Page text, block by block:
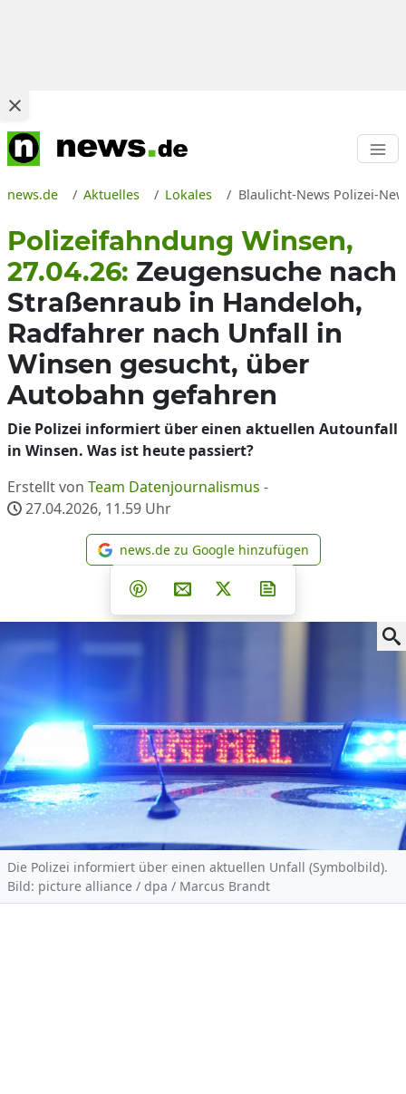
news.de Aktuelles Lokales Blaulicht-News Polizei-
Polizeifahndung Winsen,
27.04.26: Zeugensuche nach
Straßenraub in Handeloh,
Radfahrer nach Unfall in
Winsen gesucht, über
Autobahn gefahren
Die Polizei informiert über einen aktuellen Autounfall
in Winsen. Was ist heute passiert?
Erstellt von Team Datenjournalismus -
27.04.2026, 11.59 Uhr
news.de zu Google
news.de zu Google hinzufügen
Teilen auf Facebook
Teilen auf Whatsapp
Teilen auf Telegram
Teilen auf Pinterest
Per E-Mail teilen
Post auf X
Die Polizei informiert über einen aktuellen Unfall (Symbolbild).
Bild: picture alliance / dpa / Marcus Brandt